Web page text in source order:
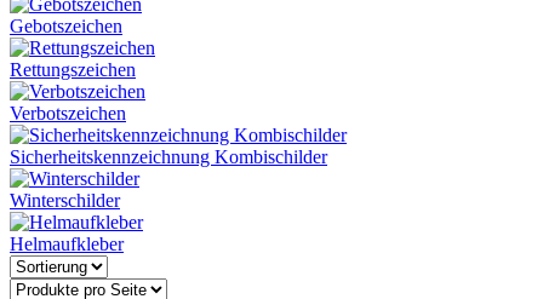
Gebotszeichen
Rettungszeichen
Verbotszeichen
Sicherheitskennzeichnung Kombischilder
Winterschilder
Helmaufkleber